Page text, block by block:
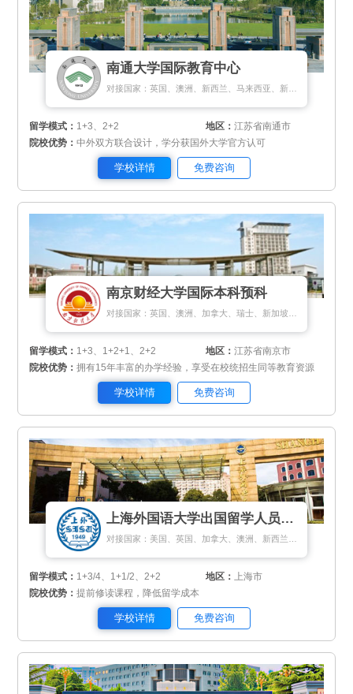
南通大学国际教育中心
留学模式： 1+3、2+2 地区：江苏省南通市
院校优势：中外双方联合设计，学分获国外大学官方认可
学校详情 免费咨询
南京财经大学国际本科预科
留学模式： 1+3、1+2+1、2+2 地区：江苏省南京市
院校优势：拥有15年丰富的办学经验，享受在校统招生同等教育资源
学校详情 免费咨询
上海外国语大学出国留学人员培训部
留学模式： 1+3/4、1+1/2、2+2 地区： 上海市
院校优势：提前修读课程，降低留学成本
学校详情 免费咨询